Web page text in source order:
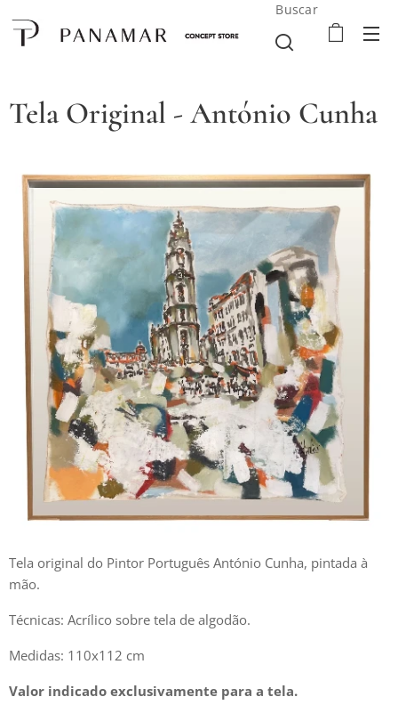
Buscar
Tela Original - António Cunha
Tela original do Pintor Português António Cunha, pintada à
mão.
Técnicas: Acrílico sobre tela de algodão.
Medidas: 110x112 cm
Valor indicado exclusivamente para a tela.